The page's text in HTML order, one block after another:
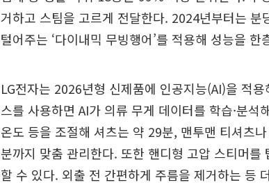
거하고 스팀을 고르게 전달한다. 2024년부터는
털어주는 ‘다이내믹 무빙행어’를 적용해 성능을 한
LG전자는 2026년형 신제품에 인공지능(AI)을 적
스를 사용하면 AI가 의류 무게 데이터를 학습·분
온도 등을 조절해 셔츠는 약 29분, 맨투맨 티셔츠
분까지 맞춤 관리한다. 또한 핸디형 고압 스티머
할 수 있다. 외출 전 간편하게 주름을 제거하는 등